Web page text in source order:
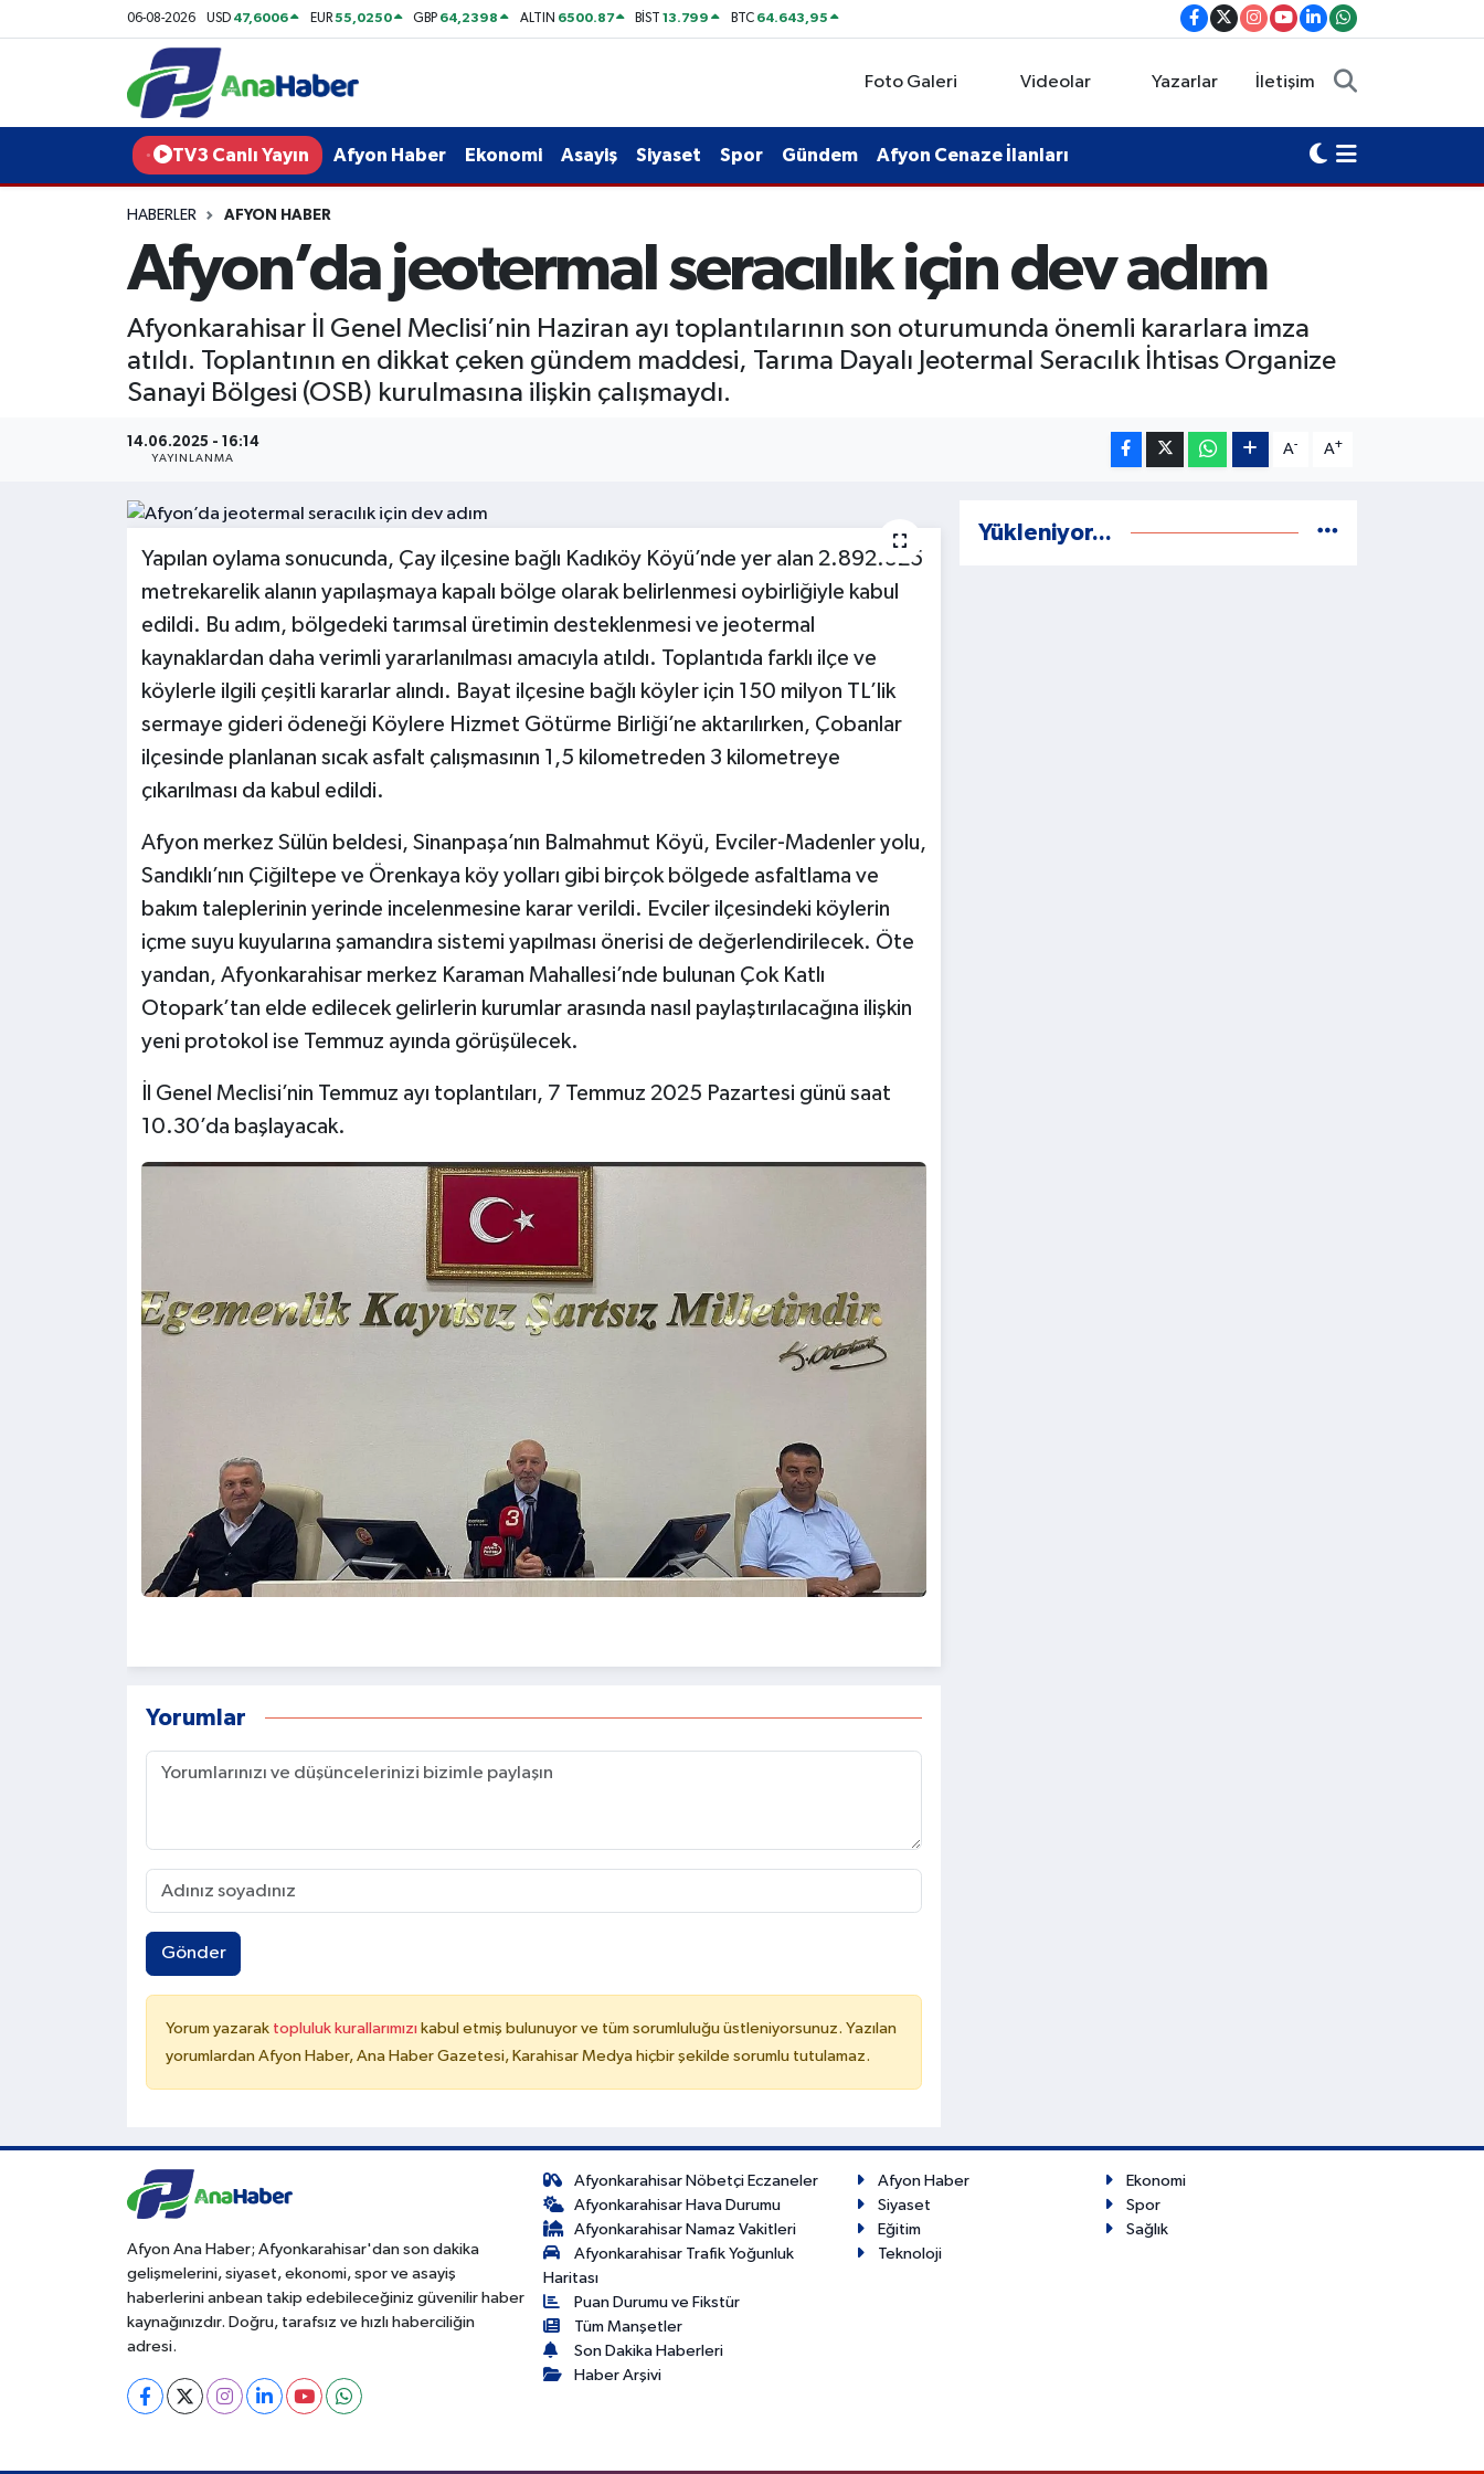
06-08-2026 USD 47,6006 EUR55,0250 GBP 64,2398 ALTIN 6500.87 BİST13.799 BTC 64.643,95
Foto Galeri Videolar Yazarlar İletişim
TV3 Canlı Yayın Afyon Haber Ekonomi Asayiş Siyaset Spor Gündem Afyon Cenaze İlanları
HABERLER AFYON HABER
Afyon’da jeotermal seracılık için dev adım
Afyonkarahisar İl Genel Meclisi’nin Haziran ayı toplantılarının son oturumunda önemli kararlara imza
atıldı. Toplantının en dikkat çeken gündem maddesi, Tarıma Dayalı Jeotermal Seracılık İhtisas Organize
Sanayi Bölgesi (OSB) kurulmasına ilişkin çalışmaydı.
14.06.2025 - 16:14
YAYINLANMA
A- A+
Yapılan oylama sonucunda, Çay ilçesine bağlı Kadıköy Köyü’nde yer alan 2.892.525
metrekarelik alanın yapılaşmaya kapalı bölge olarak belirlenmesi oybirliğiyle kabul
edildi. Bu adım, bölgedeki tarımsal üretimin desteklenmesi ve jeotermal
kaynaklardan daha verimli yararlanılması amacıyla atıldı. Toplantıda farklı ilçe ve
köylerle ilgili çeşitli kararlar alındı. Bayat ilçesine bağlı köyler için 150 milyon TL’lik
sermaye gideri ödeneği Köylere Hizmet Götürme Birliği’ne aktarılırken, Çobanlar
ilçesinde planlanan sıcak asfalt çalışmasının 1,5 kilometreden 3 kilometreye
çıkarılması da kabul edildi.
Afyon merkez Sülün beldesi, Sinanpaşa’nın Balmahmut Köyü, Evciler-Madenler yolu,
Sandıklı’nın Çiğiltepe ve Örenkaya köy yolları gibi birçok bölgede asfaltlama ve
bakım taleplerinin yerinde incelenmesine karar verildi. Evciler ilçesindeki köylerin
içme suyu kuyularına şamandıra sistemi yapılması önerisi de değerlendirilecek. Öte
yandan, Afyonkarahisar merkez Karaman Mahallesi’nde bulunan Çok Katlı
Otopark’tan elde edilecek gelirlerin kurumlar arasında nasıl paylaştırılacağına ilişkin
yeni protokol ise Temmuz ayında görüşülecek.
İl Genel Meclisi’nin Temmuz ayı toplantıları, 7 Temmuz 2025 Pazartesi günü saat
10.30’da başlayacak.
Yorumlar
Gönder
Yorum yazarak topluluk kurallarımızı kabul etmiş bulunuyor ve tüm sorumluluğu üstleniyorsunuz. Yazılan
yorumlardan Afyon Haber, Ana Haber Gazetesi, Karahisar Medya hiçbir şekilde sorumlu tutulamaz.
Yükleniyor...
Afyon Ana Haber; Afyonkarahisar'dan son dakika
gelişmelerini, siyaset, ekonomi, spor ve asayiş
haberlerini anbean takip edebileceğiniz güvenilir haber
kaynağınızdır. Doğru, tarafsız ve hızlı haberciliğin
adresi.
Afyonkarahisar Nöbetçi Eczaneler
Afyonkarahisar Hava Durumu
Afyonkarahisar Namaz Vakitleri
Afyonkarahisar Trafik Yoğunluk
Haritası
Puan Durumu ve Fikstür
Tüm Manşetler
Son Dakika Haberleri
Haber Arşivi
Afyon Haber
Ekonomi
Siyaset
Spor
Eğitim
Sağlık
Teknoloji
Yurt Haber
Afyon Haber
Kültür - Sanat
Afyonkarahisar Nöbetçi Eczaneler
Afyonkarahisar Hava Durumu
Afyonkarahisar Trafik Yoğunluk Haritası
Süper Lig Puan Durumu ve Fikstür
Tüm Manşetler